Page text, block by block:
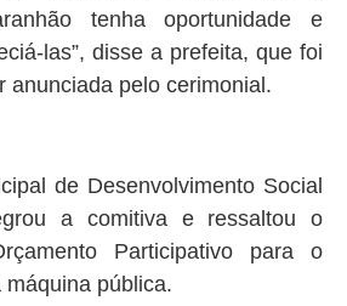
tenha oportunidade e
las”, disse a prefeita, que foi
anunciada pelo cerimonial.
de Desenvolvimento Social
a comitiva e ressaltou o
Participativo para o
pública.